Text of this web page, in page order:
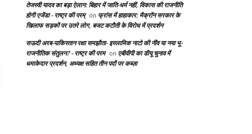
तेजस्वी यादव का बड़ा ऐलान: बिहार में जाति-धर्म नहीं, विकास की राजनीति
होगी एजेंडा - राष्ट्र की परम् on फ्रांस में हाहाकार: मैक्रॉन सरकार के
खिलाफ सड़कों पर उतरे लोग, बजट कटौती के विरोध में प्रदर्शन
सऊदी अरब-पाकिस्तान रक्षा समझौता- इस्लामिक नाटो की नींव या नया भू-
राजनीतिक संतुलन? - राष्ट्र की परम on एबीवीपी का डीयू चुनाव में
धमाकेदार प्रदर्शन, अध्यक्ष सहित तीन पदों पर कब्ज़ा